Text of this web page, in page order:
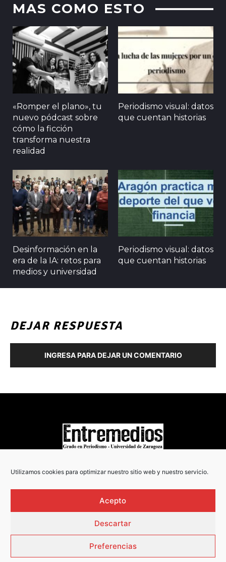
Utilizamos cookies para optimizar nuestro sitio web y nuestro servicio.
Acepto
Descartar
Preferencias
MAS COMO ESTO
«Romper el plano», tu
nuevo pódcast sobre
cómo la ficción
transforma nuestra
realidad
Periodismo visual: datos
que cuentan historias
Desinformación en la
era de la IA: retos para
medios y universidad
Periodismo visual: datos
que cuentan historias
DEJAR RESPUESTA
INGRESA PARA DEJAR UN COMENTARIO